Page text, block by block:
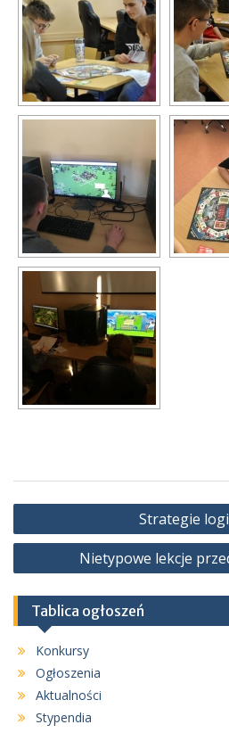
Nawigacja
wpisu
Strategie
Nietypowe lekcje
Tablica ogłoszeń
Konkursy
Ogłoszenia
Aktualności
Stypendia